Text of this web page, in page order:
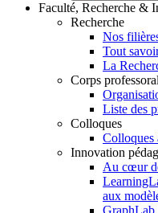
Faculté, Recherche &
Recherche
Nos
Tout
La
Corps professoral
Liste des
Colloques
Colloques
Innovation
Au cœur
aux
GraphLab